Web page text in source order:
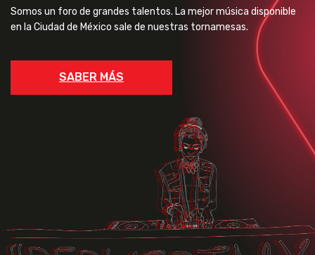
Somos un foro de grandes talentos. La mejor música disponible
en la Ciudad de México sale de nuestras tornamesas.
SABER MÁS